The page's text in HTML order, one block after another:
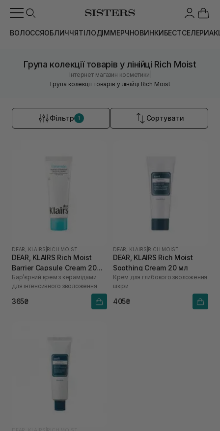
ВОЛОССЯОБЛИЧЧЯТІЛОДІММЕРЧНОВИНКИБЕСТСЕЛЕРИ
Група колекції товарів у лінійці Rich Moist
Інтернет магазин косметики
Група колекції товарів у лінійці Rich Moist
Фільтр 1 Сортувати
DEAR, KLAIRS RICH MOIST
DEAR, KLAIRS Rich Moist
Barrier Capsule Cream 20
мл
Бар’єрний крем з керамідами
для інтенсивного зволоження
365₴
DEAR, KLAIRS RICH MOIST
DEAR, KLAIRS Rich Moist
Soothing Cream 20 мл
Крем для глибокого зволоження
шкіри
405₴